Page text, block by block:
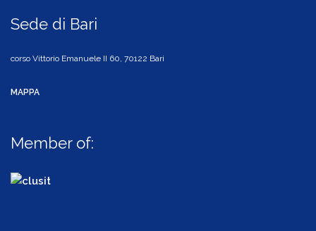
Sede di Bari
corso Vittorio Emanuele II 60, 70122 Bari
MAPPA
Member of: